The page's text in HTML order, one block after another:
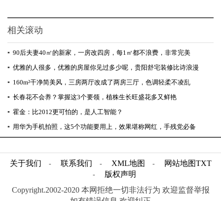
相关滚动
▪ 90后夫妻40㎡的新家，一房改四房，每1㎡都不浪费，非常完美
▪ 优雅的人很多，优雅的房屋你见过多少呢，贵阳舒宅装修比诗浪漫
▪ 160m²干净简美风，三房两厅改成了两房三厅，色调轻柔不凌乱
▪ 长春花不会养？掌握这3个要领，植株生长旺盛花多又鲜艳
▪ 霍金：比2012更可怕的，是人工智能？
▪ 用华为手机拍照，这5个功能要用上，效果堪称网红，手残党必备
关于我们 - 联系我们 - XML地图 - 网站地图TXT
-
版权声明
Copyright.2002-2020 本网拒绝一切非法行为 欢迎监督举报